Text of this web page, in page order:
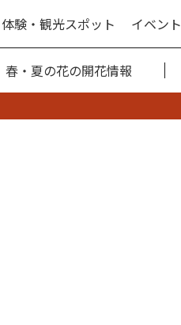
体験・観光スポット イベント
春・夏の花の開花情報